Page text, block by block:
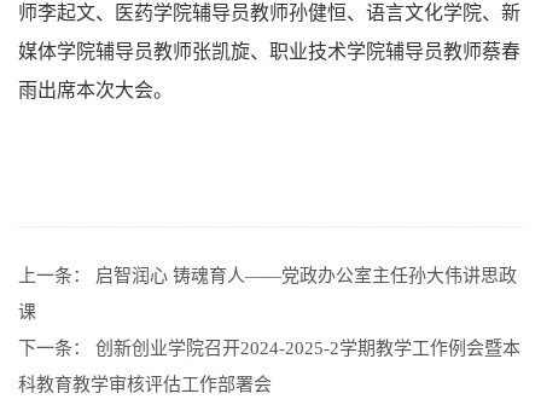
师李起文、医药学院辅导员教师孙健恒、语言文化学院、新
媒体学院辅导员教师张凯旋、职业技术学院辅导员教师蔡春
雨出席本次大会。
上一条： 启智润心 铸魂育人——党政办公室主任孙大伟讲思政
课
下一条： 创新创业学院召开2024-2025-2学期教学工作例会暨本
科教育教学审核评估工作部署会